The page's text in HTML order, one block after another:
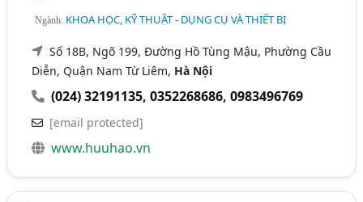
Ngành: KHOA HỌC, KỸ THUẬT - DỤNG CỤ VÀ THIẾT BỊ
Số 18B, Ngõ 199, Đường Hồ Tùng Mậu, Phường Cầu
Diễn, Quận Nam Từ Liêm, Hà Nội
(024) 32191135,0352268686,0983496769
[email protected]
www.huuhao.vn